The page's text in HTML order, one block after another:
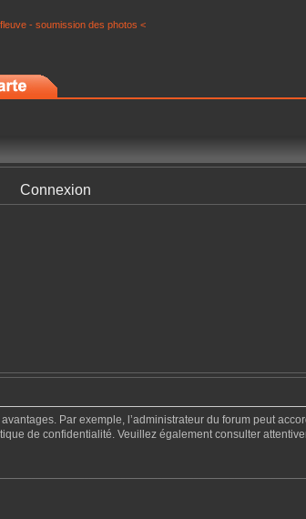
- soumission des photos <
Connexion
Par exemple, l’administrateur du forum peut
de confidentialité. Veuillez également consulter